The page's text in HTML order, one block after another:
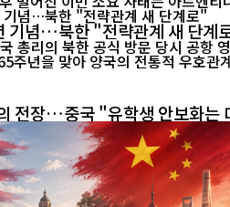
기념…북한 "전략관계 새 단계
주년을 맞아 양국의 전통적 우호관
전장…중국 "유학생 안보화는